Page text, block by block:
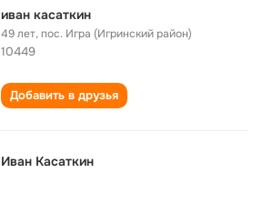
иван касаткин
49 лет,пос. Игра (Игринский район)
10449
Добавить в друзья
Иван Касаткин